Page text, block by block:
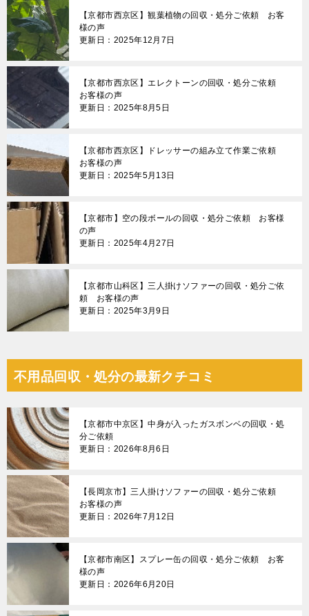
【京都市西京区】観葉植物の回収・処分ご依頼 お客
様の声
更新日：2025年12月7日
【京都市西京区】エレクトーンの回収・処分ご依頼
お客様の声
更新日：2025年8月5日
【京都市西京区】ドレッサーの組み立て作業ご依頼
お客様の声
更新日：2025年5月13日
【京都市】空の段ボールの回収・処分ご依頼 お客様
の声
更新日：2025年4月27日
【京都市山科区】三人掛けソファーの回収・処分ご依
頼 お客様の声
更新日：2025年3月9日
不用品回収・処分の最新クチコミ
【京都市中京区】中身が入ったガスボンベの回収・処
分ご依頼
更新日：2026年8月6日
【長岡京市】三人掛けソファーの回収・処分ご依頼
お客様の声
更新日：2026年7月12日
【京都市南区】スプレー缶の回収・処分ご依頼 お客
様の声
更新日：2026年6月20日